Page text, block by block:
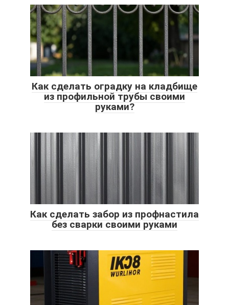
Как сделать оградку на кладбище
из профильной трубы своими
руками?
Как сделать забор из профнастила
без сварки своими руками